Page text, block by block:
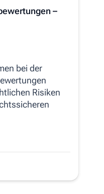
–
bei der
Risiken